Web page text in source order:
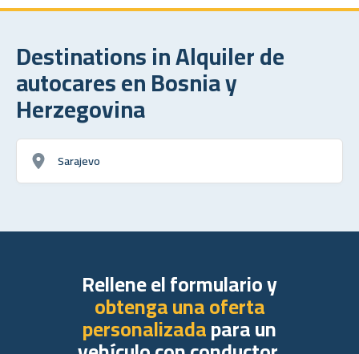
Destinations in Alquiler de
autocares en Bosnia y
Herzegovina
Sarajevo
Rellene el formulario y
obtenga una oferta
personalizadapara un